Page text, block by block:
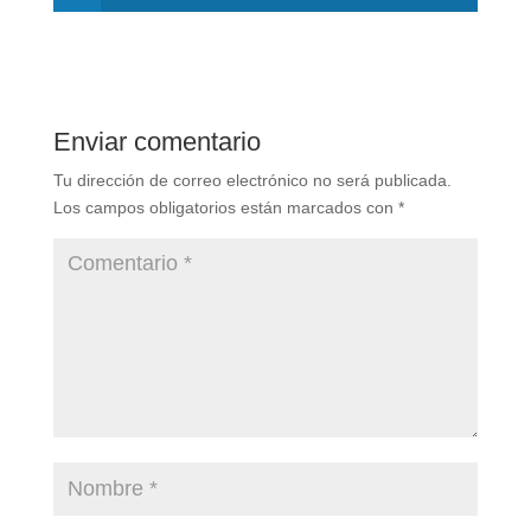
Enviar comentario
Tu dirección de correo electrónico no será publicada.
Los campos obligatorios están marcados con *